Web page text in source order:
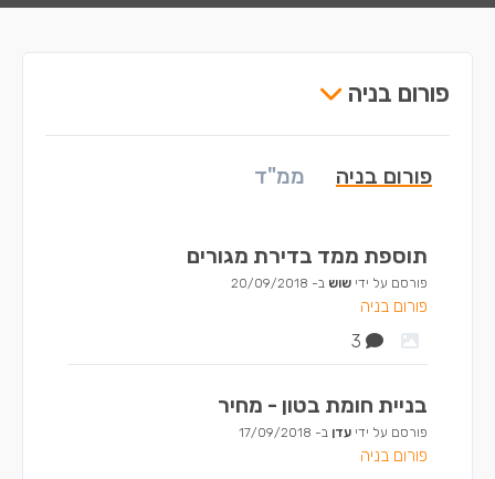
פורום בניה
פורום בניה ממ"ד
תוספת ממד בדירת מגורים
פורסם על ידי שוש ב- 20/09/2018
פורום בניה
3
בניית חומת בטון - מחיר
פורסם על ידי עדן ב- 17/09/2018
פורום בניה